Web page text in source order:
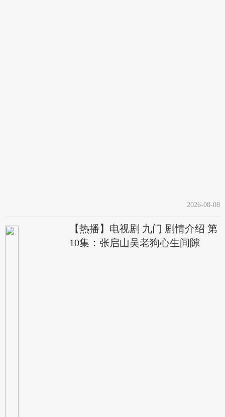
2026-08-08
【热播】电视剧 九门 剧情介绍 第
10集：张启山吴老狗心生间隙